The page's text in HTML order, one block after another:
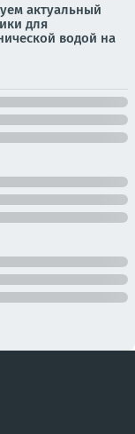
актуальный
для
водой на